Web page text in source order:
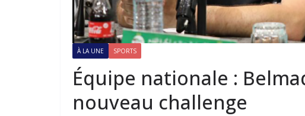
À LA UNE SPORTS
Équipe nationale :
nouveau challenge